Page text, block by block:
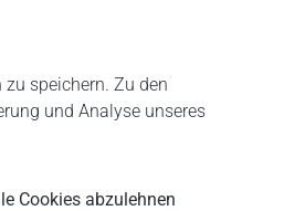
speichern. Zu den
und Analyse unseres
Cookies abzulehnen